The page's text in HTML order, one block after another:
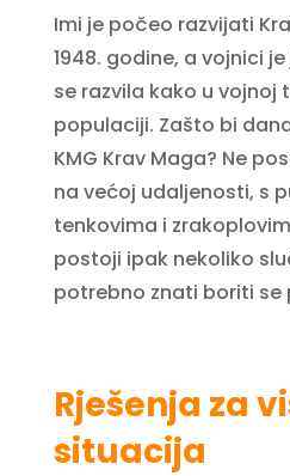
Imi je počeo razvijati
1948. godine, a vojnici
se razvila kako u vojnoj
populaciji. Zašto bi
KMG Krav Maga? Ne
na većoj udaljenosti, s
tenkovima i
postoji ipak nekoliko
potrebno znati boriti se
Rješenja za
situacija